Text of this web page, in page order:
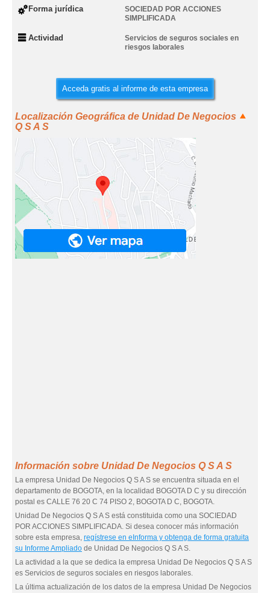
Forma jurídica
SOCIEDAD POR ACCIONES
SIMPLIFICADA
Actividad
Servicios de seguros sociales en
riesgos laborales
Acceda gratis al informe de esta empresa
Localización Geográfica de Unidad De Negocios
Q S A S
Información sobre Unidad De Negocios Q S A S
La empresa Unidad De Negocios Q S A S se encuentra situada en el
departamento de BOGOTA, en la localidad BOGOTA D C y su dirección
postal es CALLE 76 20 C 74 PISO 2, BOGOTA D C, BOGOTA.
Unidad De Negocios Q S A S está constituida como una SOCIEDAD
POR ACCIONES SIMPLIFICADA. Si desea conocer más información
sobre esta empresa, regístrese en eInforma y obtenga de forma gratuita
su Informe Ampliado de Unidad De Negocios Q S A S.
La actividad a la que se dedica la empresa Unidad De Negocios Q S A S
es Servicios de seguros sociales en riesgos laborales.
La última actualización de los datos de la empresa Unidad De Negocios